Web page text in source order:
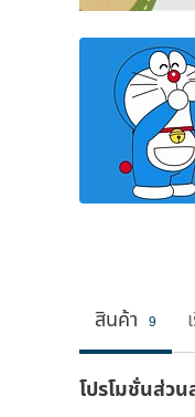
สินค้า 9
โปรโมชั่นส่ว